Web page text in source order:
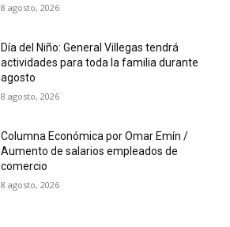
8 agosto, 2026
Día del Niño: General Villegas tendrá
actividades para toda la familia durante
agosto
8 agosto, 2026
Columna Económica por Omar Emín /
Aumento de salarios empleados de
comercio
8 agosto, 2026